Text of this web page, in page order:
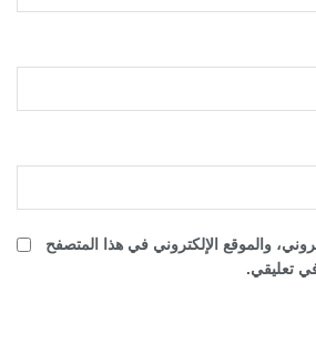
والموقع الإلكتروني في هذا المتصفح
في تعليقي.